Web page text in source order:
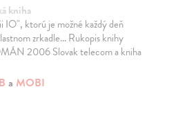
kniha
IO", ktorú je možné každý deň
zrkadle... Rukopis knihy
2006 Slovak telecom a kniha
a MOBI